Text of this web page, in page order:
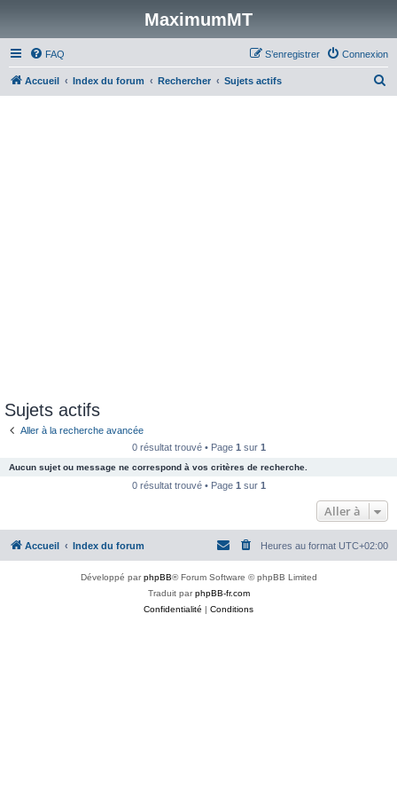
MaximumMT
FAQ Connexion
S’enregistrer
Accueil Index du forum Rechercher Sujets actifs
Sujets actifs
Aller à la recherche avancée
0 résultat trouvé • Page 1 sur 1
Aucun sujet ou message ne correspond à vos critères de recherche.
0 résultat trouvé • Page 1 sur 1
Aller à
Accueil Index du forum Heures au format UTC+02:00
Développé parphpBB® Forum Software © phpBB Limited
Traduit parphpBB-fr.com
Confidentialité | Conditions